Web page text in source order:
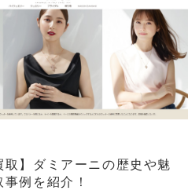
取】ダミアーニの歴史や魅
例を紹介！